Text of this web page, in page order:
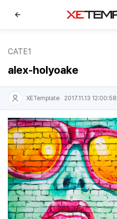
CATE1
alex-holyoake
XETemplate 2017.11.13 12:00:58